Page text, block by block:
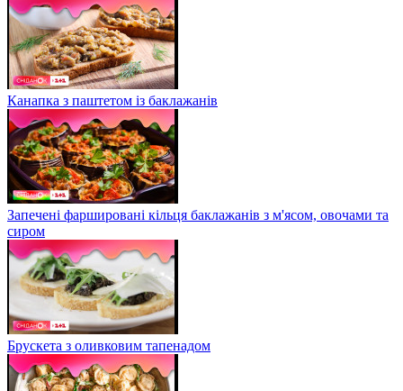
Канапка з паштетом із баклажанів
Запечені фаршировані кільця баклажанів з м'ясом, овочами та
сиром
Брускета з оливковим тапенадом